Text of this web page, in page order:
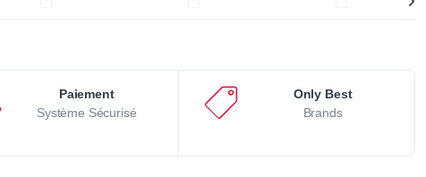
Paiement
Système Sécurisé
Only Best
Brands